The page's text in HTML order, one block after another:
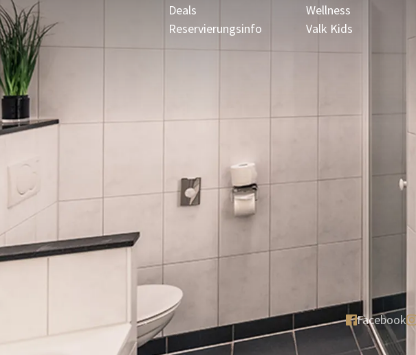
Deals
Reservierungsinfo
Wellness
Valk Kids
Facebook